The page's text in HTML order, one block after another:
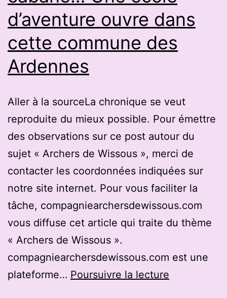
quatre
podiums
visés
d’aventure ouvre dans
cette commune des
Ardennes
Aller à la sourceLa chronique se veut
reproduite du mieux possible. Pour émettre
des observations sur ce post autour du
sujet « Archers de Wissous », merci de
contacter les coordonnées indiquées sur
notre site internet. Pour vous faciliter la
tâche, compagniearchersdewissous.com
vous diffuse cet article qui traite du thème
« Archers de Wissous ».
compagniearchersdewissous.com est une
plateforme… Poursuivre la lecture